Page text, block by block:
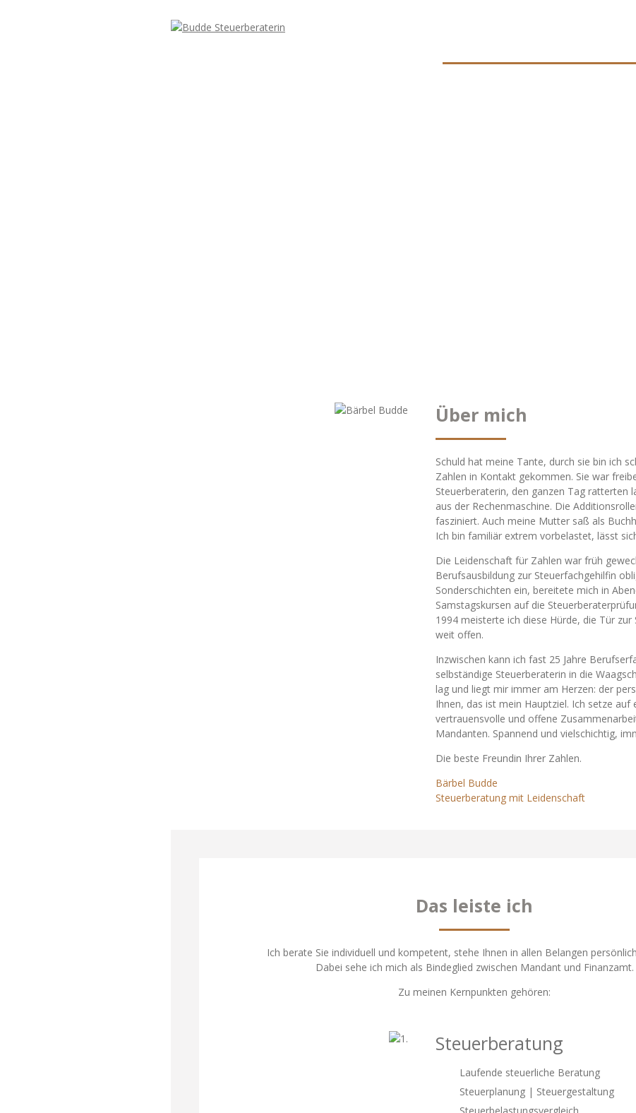
Über mich
Schuld hat meine Tante, durch sie bin ich
Zahlen in Kontakt gekommen. Sie war
Steuerberaterin, den ganzen Tag ratterten
aus der Rechenmaschine. Die
fasziniert. Auch meine Mutter saß als
Ich bin familiär extrem vorbelastet, lässt
Die Leidenschaft für Zahlen war früh
Berufsausbildung zur Steuerfachgehilfin
Sonderschichten ein, bereitete mich in
Samstagskursen auf die
1994 meisterte ich diese Hürde, die Tür zur
weit offen.
Inzwischen kann ich fast 25 Jahre
selbständige Steuerberaterin in die
lag und liegt mir immer am Herzen: der
Ihnen, das ist mein Hauptziel. Ich setze auf
vertrauensvolle und offene
Mandanten. Spannend und vielschichtig,
Die beste Freundin Ihrer Zahlen.
Bärbel Budde
Steuerberatung mit Leidenschaft
Das leiste ich
Ich berate Sie individuell und kompetent, stehe Ihnen in allen Belangen
Dabei sehe ich mich als Bindeglied zwischen Mandant und Finanzamt.
Zu meinen Kernpunkten gehören:
Steuerberatung
Laufende steuerliche Beratung
Steuerplanung | Steuergestaltung